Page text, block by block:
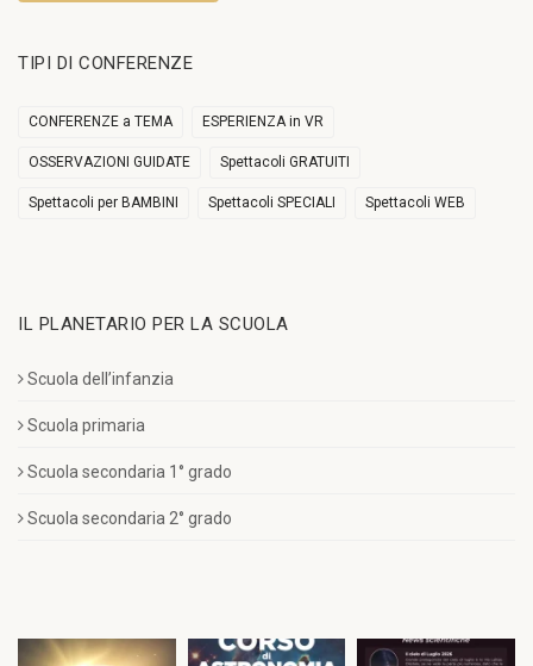
TIPI DI CONFERENZE
CONFERENZE a TEMA ESPERIENZA in VR
OSSERVAZIONI GUIDATE Spettacoli GRATUITI
Spettacoli per BAMBINI Spettacoli SPECIALI Spettacoli WEB
IL PLANETARIO PER LA SCUOLA
Scuola dell’infanzia
Scuola primaria
Scuola secondaria 1° grado
Scuola secondaria 2° grado